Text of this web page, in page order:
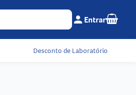
Menu do cliente e
person Entrar Seu
Desconto de Laboratório